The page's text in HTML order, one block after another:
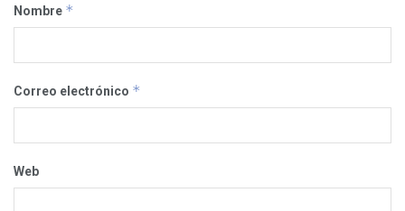
Nombre *
Correo electrónico *
Web